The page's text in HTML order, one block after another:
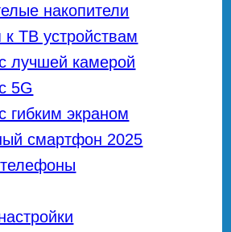
накопители
ТВ устройствам
лучшей камерой
5G
экраном
смартфон 2025